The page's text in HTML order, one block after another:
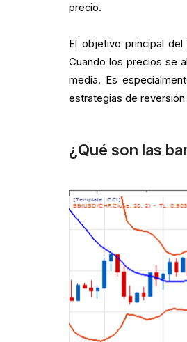
precio.
El objetivo principal
Cuando los precios se
media. Es
estrategias de reversión
¿Qué son las